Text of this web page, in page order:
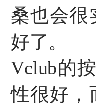
桑也会很
好了。
Vclub的
性很好，